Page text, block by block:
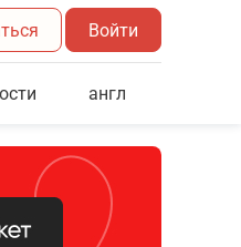
Войти
англ